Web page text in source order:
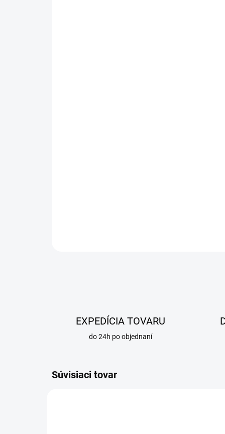
EXPEDÍCIA TOVARU
do 24h po objednaní
Súvisiaci tovar